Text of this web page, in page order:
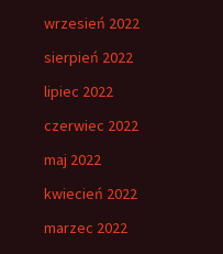
wrzesień 2022
sierpień 2022
lipiec 2022
czerwiec 2022
maj 2022
kwiecień 2022
marzec 2022